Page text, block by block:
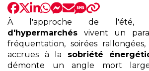
À l'approche de
d'hypermarchés vivent un
fréquentation, soirées rallongées,
accrues à la sobriété
démonte un angle mort